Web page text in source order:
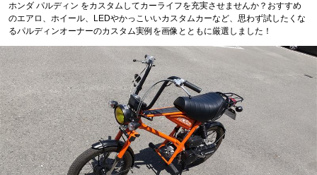
ホンダ パルディン をカスタムしてカーライフを充実させませんか？おすすめ
のエアロ、ホイール、LEDやかっこいいカスタムカーなど、思わず試したくな
るパルディンオーナーのカスタム実例を画像とともに厳選しました！